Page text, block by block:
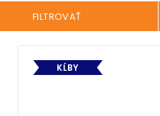
patriaca do čeľade
metrov. Rastie na
teplých horských
na všetkých
FILTROVAŤ
KĹBY